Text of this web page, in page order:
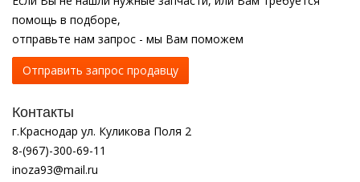
помощь в подборе,
отправьте нам запрос - мы Вам поможем
Отправить запрос продавцу
Контакты
г.Краснодар ул. Куликова Поля 2
8-(967)-300-69-11
inoza93@mail.ru